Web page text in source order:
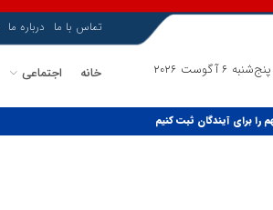
6 آگوست 2026
تماس با ما درباره ما
خانه اجتماعی
را برای آیندگان ثبت کنیم